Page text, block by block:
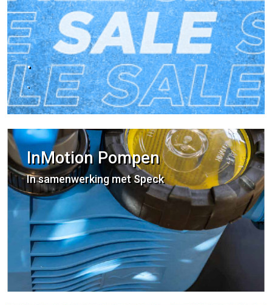
.
.
InMotion Pompen
In samenwerking met Speck